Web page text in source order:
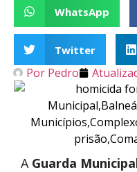
WhatsApp
Twitter
Por Pedro
A Guarda